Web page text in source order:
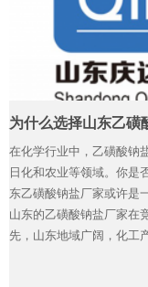
为什么选择山东乙磺
在化学行业中，乙磺酸钠
日化和农业等领域。你是
东乙磺酸钠盐厂家或许是
山东的乙磺酸钠盐厂家在
先，山东地域广阔，化工